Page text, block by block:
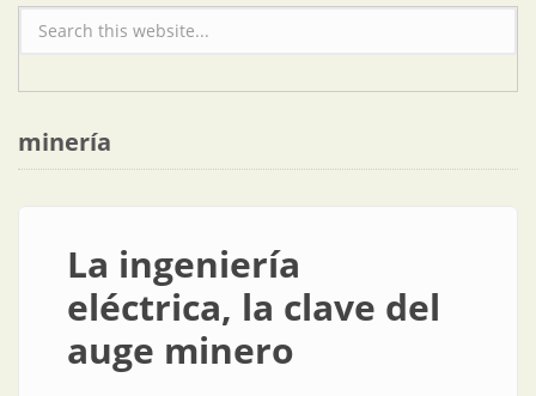
Formulario de búsqueda
minería
La ingeniería
eléctrica, la clave del
auge minero